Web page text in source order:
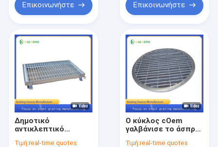
Επικοινωνήστε Επικοινωνήστε
Δημοτικό
αντικλεπτικό
Τιμή:real-time quotes
Ο κύκλος cOem
γαλβάνισε το άσπρο
Τιμή:real-time quotes